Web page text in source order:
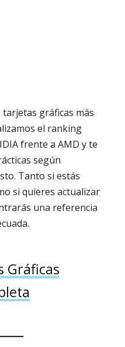
gráficas más
el ranking
frente a AMD y te
según
Tanto si estás
si quieres actualizar
una referencia
Gráficas